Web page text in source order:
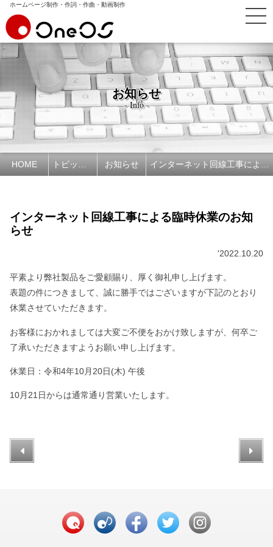
ホームページ制作・作詞・作曲・動画制作
お知らせ
- Info -
HOME お知らせ
インターネット回線工事による臨時休業のお知
らせ
'2022.10.20
平素より弊社製品をご愛顧賜り、厚く御礼申し上げます。
表題の件につきまして、誠に勝手ではございますが下記のとおり
休業させていただきます。
お客様におかれましては大変ご不便をおかけ致しますが、何卒ご
了承いただきますようお願い申し上げます。
休業日：令和4年10月20日(木) 午後
10月21日からは通常通り営業いたします。